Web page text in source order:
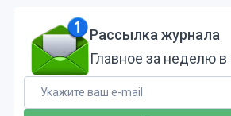
Рассылка журнала
Главное за неделю